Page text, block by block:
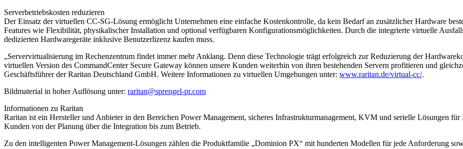
Serverbetriebskosten reduzieren
Der Einsatz der virtuellen CC-SG-Lösung ermöglicht Unternehmen eine einfache Kostenkontrolle, da kein Bedarf an zusätzlicher Hardware
Features wie Flexibilität, physikalischer Installation und optional verfügbaren Konfigurationsmöglichkeiten. Durch die integrierte virtuelle
dedizierten Hardwaregeräte inklusive Benutzerlizenz kaufen muss.
„Servervirtualisierung im Rechenzentrum findet immer mehr Anklang. Denn diese Technologie trägt erfolgreich zur Reduzierung der
virtuellen Version des CommandCenter Secure Gateway können unsere Kunden weiterhin von ihren bestehenden Servern profitieren und
Geschäftsführer der Raritan Deutschland GmbH. Weitere Informationen zu virtuellen Umgebungen unter: www.raritan.de/virtual-cc/.
Bildmaterial in hoher Auflösung unter: raritan@sprengel-pr.com
Informationen zu Raritan
Raritan ist ein Hersteller und Anbieter in den Bereichen Power Management, sicheres Infrastrukturmanagement, KVM und serielle Lösungen
Kunden von der Planung über die Integration bis zum Betrieb.
Zu den intelligenten Power Management-Lösungen zählen die Produktfamilie „Dominion PX“ mit hunderten Modellen für jede Anforderung